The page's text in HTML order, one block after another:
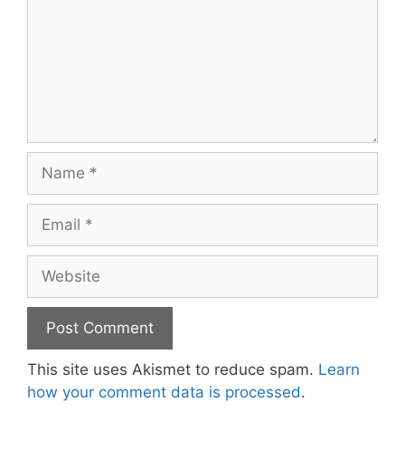
This site uses Akismet to reduce spam. Learn
how your comment data is processed.